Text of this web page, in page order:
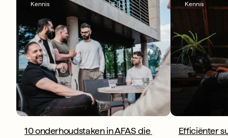
Kennis
10 onderhoudstaken in AFAS die
Kennis
Efficiënter